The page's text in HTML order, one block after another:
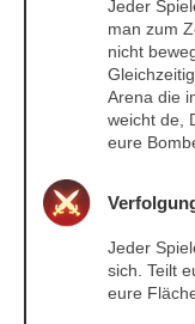
Jeder
man zum
nicht
Arena die
weicht de,
eure
Jeder
sich. Teilt
eure